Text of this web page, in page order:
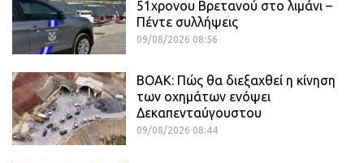
51χρονου Βρετανού στο λιμάνι –
Πέντε συλλήψεις
09/08/2026 08:56
ΒΟΑΚ: Πώς θα διεξαχθεί η κίνηση
των οχημάτων ενόψει
Δεκαπενταύγουστου
09/08/2026 08:44